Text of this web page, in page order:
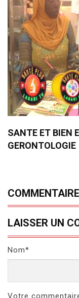
SANTE ET BIEN
GERONTOLOGIE
COMMENTAIRE
LAISSER UN
Nom*
Votre